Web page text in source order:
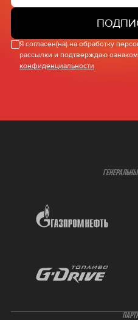
Я согласен(на) на обработку
рассылки и подтверждаю
конфиденциальности